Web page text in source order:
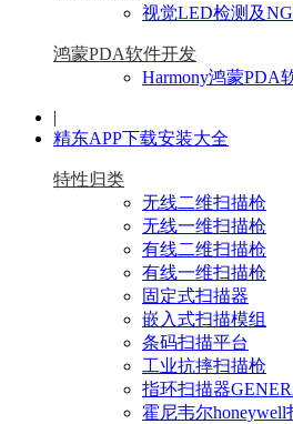
视觉LED检测及
鸿蒙PDA软件开发
Harmony鸿蒙PDA
|
精东APP下载安装大全
特性归类
无线二维扫描枪
无线一维扫描枪
有线二维扫描枪
有线一维扫描枪
固定式扫描器
嵌入式扫描模组
条码扫描平台
工业抗摔扫描枪
指环扫描器
霍尼韦尔honeywell